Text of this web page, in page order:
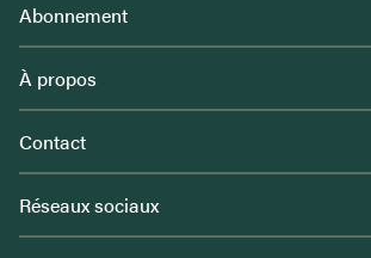
Abonnement
À propos
Contact
Réseaux sociaux